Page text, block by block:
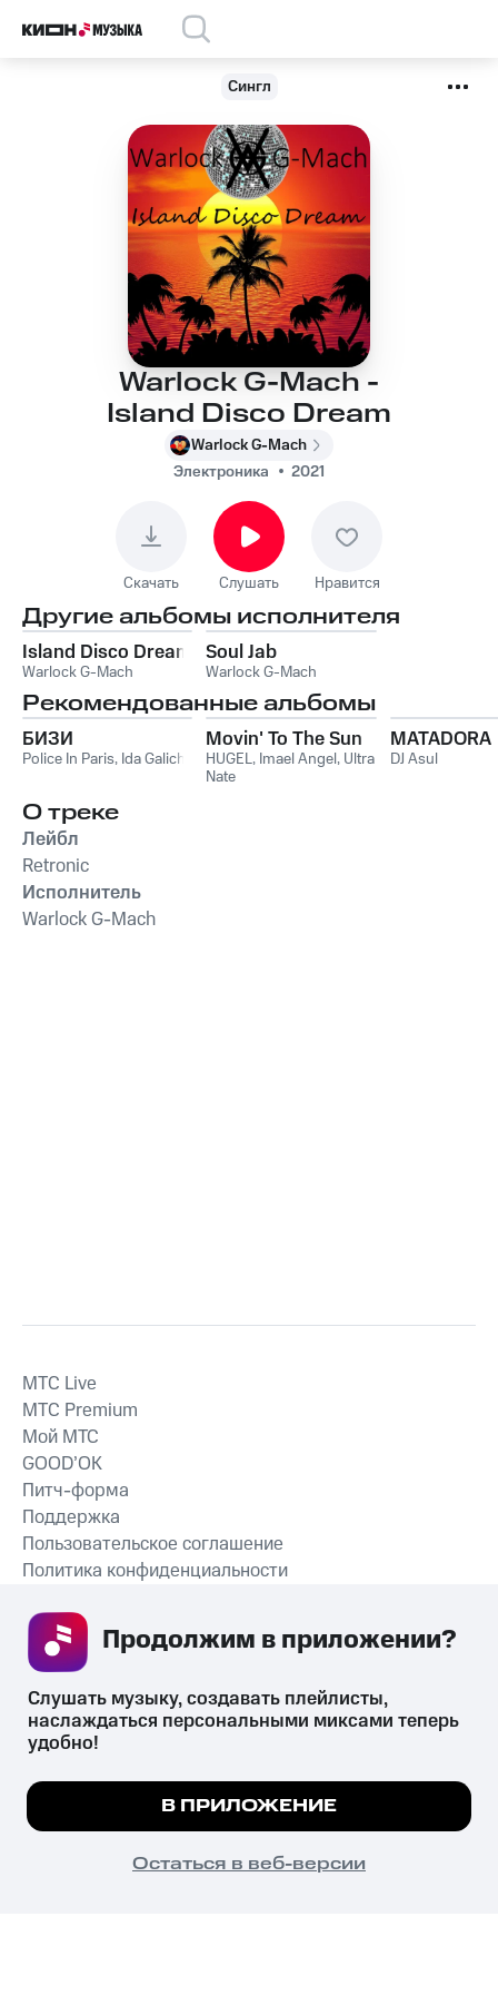
Сингл
Warlock G-Mach -
Island Disco Dream
Warlock G-Mach
Электроника
2021
Скачать Слушать Нравится
Другие альбомы исполнителя
Island Disco Dream
Warlock G-Mach
Soul Jab
Warlock G-Mach
Рекомендованные альбомы
БИЗИ
Police In Paris, Ida Galich
Movin' To The Sun
HUGEL, Imael Angel, Ultra
Nate
MATADORA
DJ Asul
О треке
Лейбл
Retronic
Исполнитель
Warlock G-Mach
СКАЧАТЬ ПРИЛОЖЕНИЕ
MTС Live
MTС Premium
Мой МТС
GOOD’OK
Питч-форма
Поддержка
Пользовательское соглашение
Политика конфиденциальности
психотропных веществ, их аналогов причиняет вред здоровью,
их незаконный оборот запрещён и влечёт установленную
законодательством ответственность.
© 2026 ООО «КИОН».
Все права защищены
Мы используем куки, чтобы на сайте все
Подробнее
ПОНЯТНО
Слушать музыку, создавать плейлисты,
наслаждаться персональными миксами теперь
удобно!
В ПРИЛОЖЕНИЕ
Остаться в веб-версии